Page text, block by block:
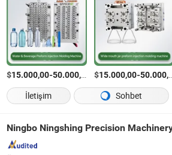
$15.000,00-50.000,00 /Ayarla
$15.000,00-50.000,00
İletişim
Sohbet